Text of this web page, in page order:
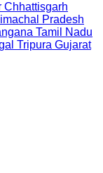
Chhattisgarh
Pradesh
Tamil Nadu
Tripura Gujarat